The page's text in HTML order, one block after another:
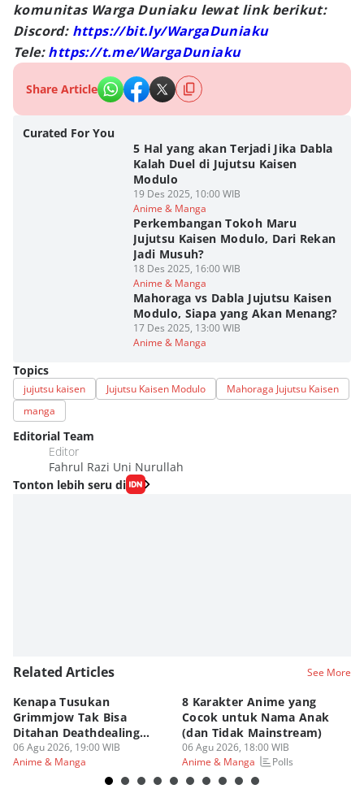
komunitas Warga Duniaku lewat link berikut:
Discord: https://bit.ly/WargaDuniaku
Tele:https://t.me/WargaDuniaku
Share Article
Curated For You
5 Hal yang akan Terjadi Jika Dabla
Kalah Duel di Jujutsu Kaisen
Modulo
19 Des 2025, 10:00 WIB
Anime & Manga
Perkembangan Tokoh Maru
Jujutsu Kaisen Modulo, Dari Rekan
Jadi Musuh?
18 Des 2025, 16:00 WIB
Anime & Manga
Mahoraga vs Dabla Jujutsu Kaisen
Modulo, Siapa yang Akan Menang?
17 Des 2025, 13:00 WIB
Anime & Manga
Topics
jujutsu kaisen Jujutsu Kaisen Modulo
Mahoraga Jujutsu Kaisen
manga
Editorial Team
Editor
Fahrul Razi Uni Nurullah
Tonton lebih seru di
Related Articles See More
Kenapa Tusukan
Grimmjow Tak Bisa
Ditahan Deathdealing
Askin Bleach?
06 Agu 2026, 19:00 WIB
Anime & Manga
8 Karakter Anime yang
Cocok untuk Nama Anak
(dan Tidak Mainstream)
06 Agu 2026, 18:00 WIB
Anime & Manga
Polls